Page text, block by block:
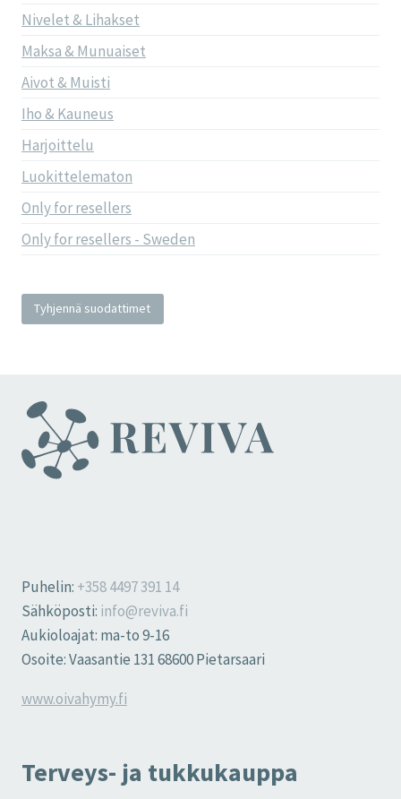
Nivelet & Lihakset
Maksa & Munuaiset
Aivot & Muisti
Iho & Kauneus
Harjoittelu
Luokittelematon
Only for resellers
Only for resellers - Sweden
Tyhjennä suodattimet
Puhelin: +358 4497 391 14
Sähköposti: info@reviva.fi
Aukioloajat: ma-to 9-16
Osoite: Vaasantie 131 68600 Pietarsaari
www.oivahymy.fi
Terveys- ja tukkukauppa